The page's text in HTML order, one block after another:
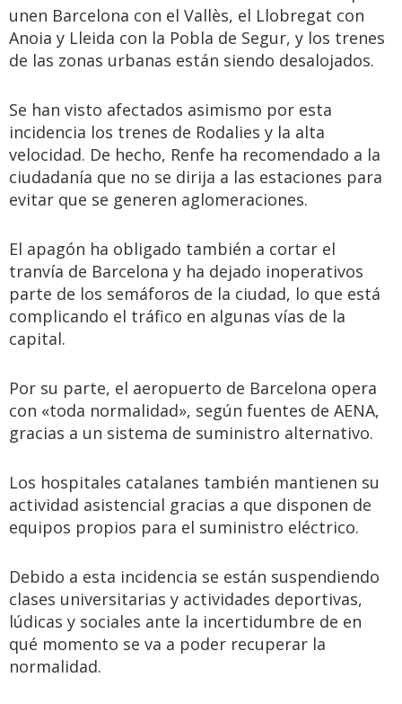
unen Barcelona con el Vallès, el Llobregat con
Anoia y Lleida con la Pobla de Segur, y los trenes
de las zonas urbanas están siendo desalojados.
Se han visto afectados asimismo por esta
incidencia los trenes de Rodalies y la alta
velocidad. De hecho, Renfe ha recomendado a la
ciudadanía que no se dirija a las estaciones para
evitar que se generen aglomeraciones.
El apagón ha obligado también a cortar el
tranvía de Barcelona y ha dejado inoperativos
parte de los semáforos de la ciudad, lo que está
complicando el tráfico en algunas vías de la
capital.
Por su parte, el aeropuerto de Barcelona opera
con «toda normalidad», según fuentes de AENA,
gracias a un sistema de suministro alternativo.
Los hospitales catalanes también mantienen su
actividad asistencial gracias a que disponen de
equipos propios para el suministro eléctrico.
Debido a esta incidencia se están suspendiendo
clases universitarias y actividades deportivas,
lúdicas y sociales ante la incertidumbre de en
qué momento se va a poder recuperar la
normalidad.